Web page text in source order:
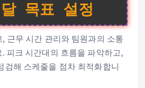
목표 설정
근무 시간 관리와 팀원과의 소통
피크 시간대의 흐름을 파악하고,
검해 스케줄을 점차 최적화합니